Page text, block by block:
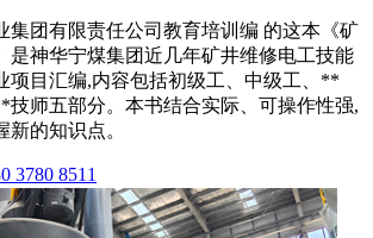
集团有限责任公司教育培训编 的这本《矿
是神华宁煤集团近几年矿井维修电工技能
项目汇编,内容包括初级工、中级工、**
技师五部分。本书结合实际、可操作性强,
新的知识点。
3780 8511